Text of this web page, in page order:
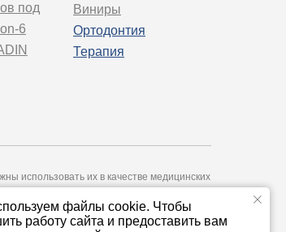
6
под
Ортодонтия
Терапия
Виниры
использовать их в качестве медицинских
последствия, возникшие в результате
файлы cookie. Чтобы
работу сайта и предоставить вам